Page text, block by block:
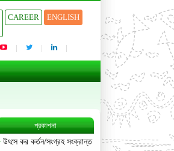
CAREER ENGLISH
প্রকাশনা
উৎসে কর কর্তন/সংগ্রহ সংক্রান্ত